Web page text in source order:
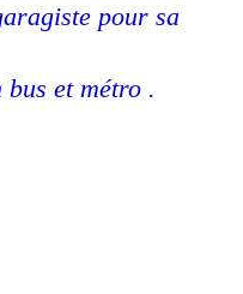
pour sa
et métro .